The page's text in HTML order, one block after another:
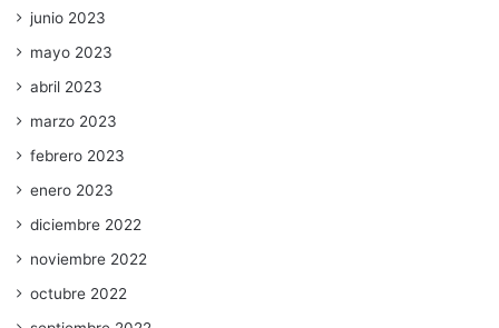
junio 2023
mayo 2023
abril 2023
marzo 2023
febrero 2023
enero 2023
diciembre 2022
noviembre 2022
octubre 2022